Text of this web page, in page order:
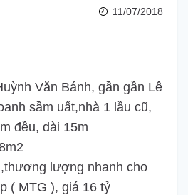
11/07/2018
Văn Bánh, gần gần Lê
sầm uất,nhà 1 lầu cũ,
đều, dài 15m
lượng nhanh cho
( MTG ), giá 16 tỷ